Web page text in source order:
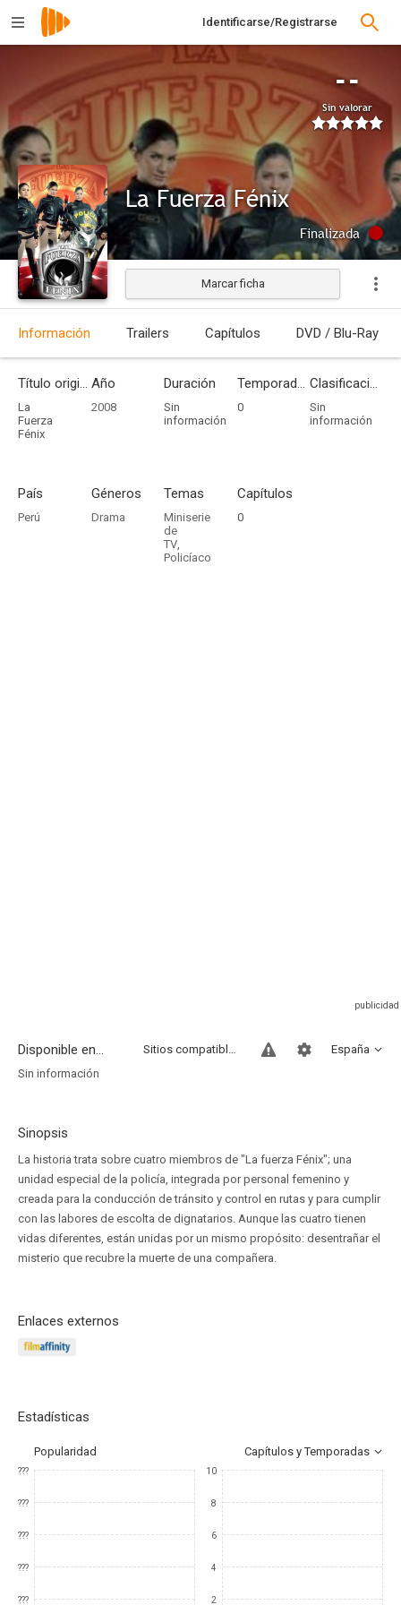
Identificarse/Registrarse
--
Sin valorar
La Fuerza Fénix
Finalizada
Marcar ficha
Información Trailers Capítulos DVD / Blu-Ray
Título original
La
Fuerza
Fénix
Año
2008
Duración
Sin
información
Temporadas
0
Clasificación por edades
Sin
información
País
Perú
Géneros
Drama
Temas
Miniserie
de
TV,
Policíaco
Capítulos
0
Disponible en... España
Sitios compatibles
Sin información
Sinopsis
La historia trata sobre cuatro miembros de "La fuerza Fénix"; una
unidad especial de la policía, integrada por personal femenino y
creada para la conducción de tránsito y control en rutas y para cumplir
con las labores de escolta de dignatarios. Aunque las cuatro tienen
vidas diferentes, están unidas por un mismo propósito: desentrañar el
misterio que recubre la muerte de una compañera.
Enlaces externos
Estadísticas
Popularidad Capítulos y Temporadas
???
???
???
???
???
10
8
6
4
2